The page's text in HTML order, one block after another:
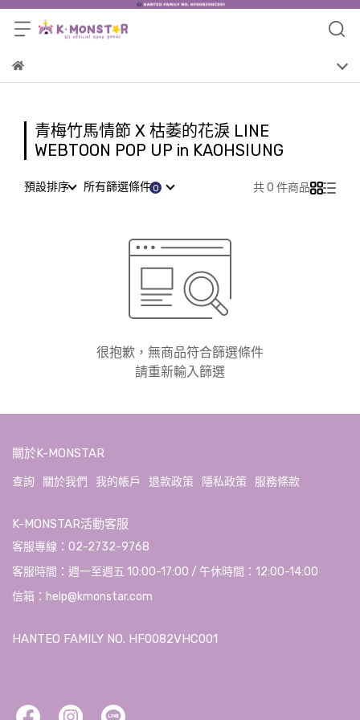
青梅竹馬情節 X 枯萎的花淚 LINE
WEBTOON POP UP in KAOHSIUNG
預設排序 所有篩選條件 共 0 件商品
很抱歉，無商品符合篩選條件
請重新輸入篩選
關於K-MONSTAR
查詢 關於我們 我的帳戶 退款政策 隱私政策 服務條款
K-MONSTAR活動客服
客服專線：02-2732-9768
客服時間：週一至週五 10:00-17:00 / 午休時間：12:00-14:00
信箱：help@kmonstar.com
HANTEO FAMILY NO. HF0082VHC001